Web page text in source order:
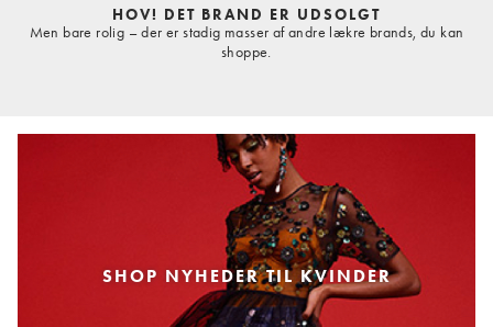
HOV! DET BRAND ER UDSOLGT
Men bare rolig – der er stadig masser af andre lækre brands, du kan
shoppe.
SHOP NYHEDER TIL KVINDER